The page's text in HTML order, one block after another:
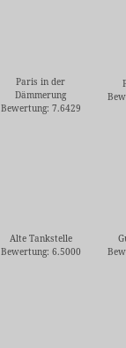
Paris in der
Dämmerung
Bewertung: 7.6429
Alte Tankstelle
Bewertung: 6.5000